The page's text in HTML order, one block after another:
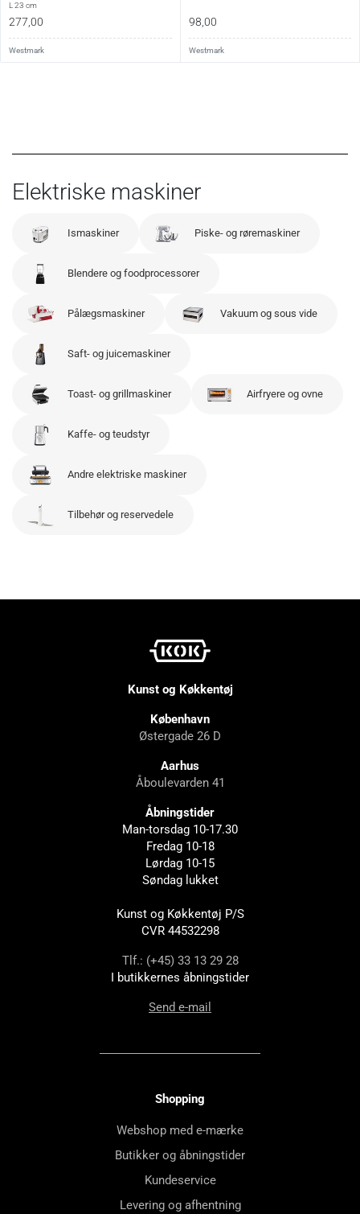
L 23 cm
277,00
Westmark
98,00
Westmark
Elektriske maskiner
Ismaskiner Piske- og røremaskiner
Blendere og foodprocessorer
Pålægsmaskiner Vakuum og sous vide
Saft- og juicemaskiner
Toast- og grillmaskiner Airfryere og ovne
Kaffe- og teudstyr
Andre elektriske maskiner
Tilbehør og reservedele
Kunst og Køkkentøj
København
Østergade 26 D
Aarhus
Åboulevarden 41
Åbningstider
Man-torsdag 10-17.30
Fredag 10-18
Lørdag 10-15
Søndag lukket
Kunst og Køkkentøj P/S
CVR 44532298
Tlf.: (+45) 33 13 29 28
I butikkernes åbningstider
Send e-mail
Shopping
Webshop med e-mærke
Butikker og åbningstider
Kundeservice
Levering og afhentning